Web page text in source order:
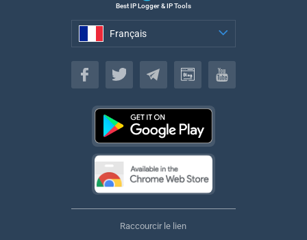
Best IP Logger & IP Tools
Français
Français
Raccourcir le lien